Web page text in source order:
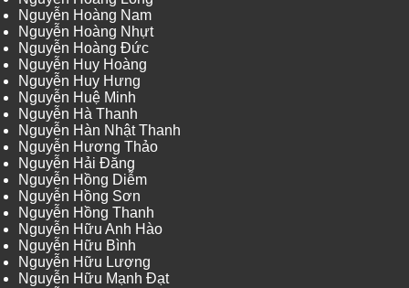
Nguyễn Hoàng Nam
Nguyễn Hoàng Nhựt
Nguyễn Hoàng Đức
Nguyễn Huy Hoàng
Nguyễn Huy Hưng
Nguyễn Huệ Minh
Nguyễn Hà Thanh
Nguyễn Hàn Nhật Thanh
Nguyễn Hương Thảo
Nguyễn Hải Đăng
Nguyễn Hồng Diễm
Nguyễn Hồng Sơn
Nguyễn Hồng Thanh
Nguyễn Hữu Anh Hào
Nguyễn Hữu Bình
Nguyễn Hữu Lượng
Nguyễn Hữu Mạnh Đạt